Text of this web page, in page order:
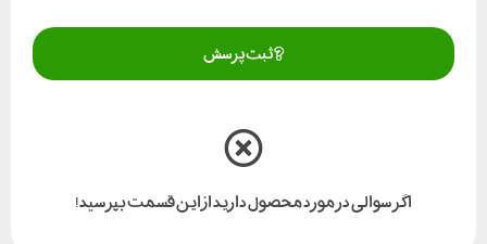
ثبت پرسش
اگر سوالی در مورد محصول دارید از این قسمت بپرسید!